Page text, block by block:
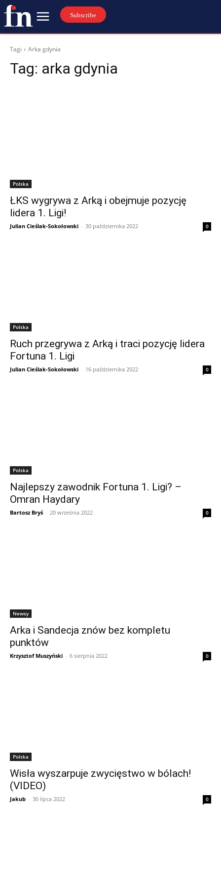
Subscribe
Tagi Arka gdynia
Tag: arka gdynia
Polska
ŁKS wygrywa z Arką i obejmuje pozycję
lidera 1. Ligi!
Julian Cieślak-Sokołowski - 30 października 2022 0
Polska
Ruch przegrywa z Arką i traci pozycję lidera
Fortuna 1. Ligi
Julian Cieślak-Sokołowski - 16 października 2022 0
Polska
Najlepszy zawodnik Fortuna 1. Ligi? –
Omran Haydary
Bartosz Bryś - 20 września 2022 0
Newsy
Arka i Sandecja znów bez kompletu
punktów
Krzysztof Muszyński - 6 sierpnia 2022 0
Polska
Wisła wyszarpuje zwycięstwo w bólach!
(VIDEO)
Jakub - 30 lipca 2022 0